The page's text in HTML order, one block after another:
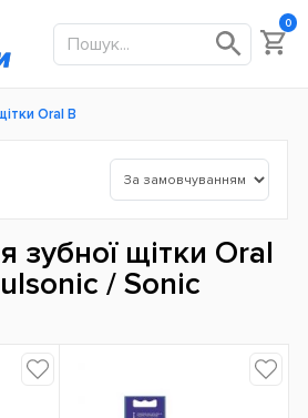
0
Oral B
зубної щітки Oral
/ Sonic